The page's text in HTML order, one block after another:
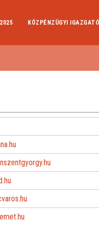
KÖZPÉNZÜGYI